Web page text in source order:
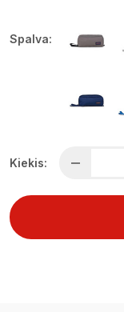
Spalva:
Kiekis: